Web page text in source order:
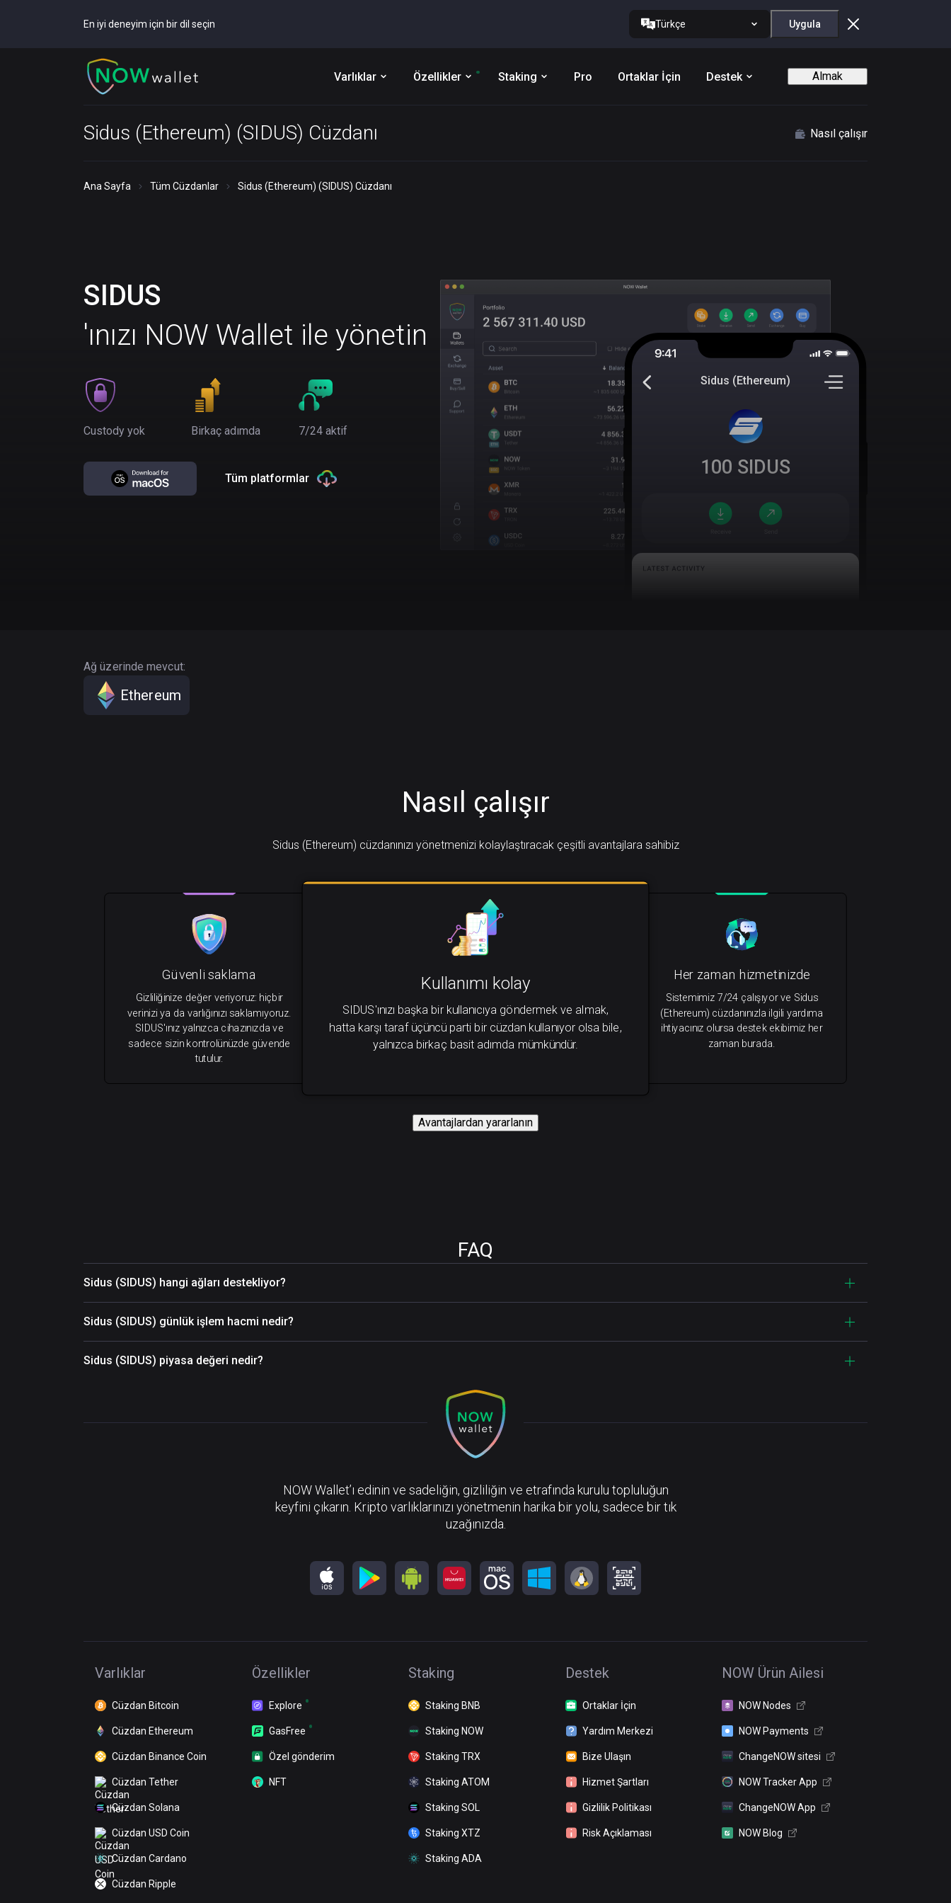
En iyi deneyim için bir dil seçin Türkçe Uygula
Varlıklar Özellikler Staking Pro Ortaklar İçin Destek Almak
Sidus (Ethereum) (SIDUS) Cüzdanı Nasıl çalışır
Ana Sayfa Tüm Cüzdanlar Sidus (Ethereum) (SIDUS) Cüzdanı
SIDUS
'ınızı NOW Wallet ile yönetin
Custody yok Birkaç adımda 7/24 aktif
Tüm platformlar
Sidus (Ethereum)
100 SIDUS
Ağ üzerinde mevcut:
Ethereum
Nasıl çalışır
Sidus (Ethereum) cüzdanınızı yönetmenizi kolaylaştıracak çeşitli avantajlara sahibiz
Kullanımı kolay
SIDUS'ınızı başka bir kullanıcıya göndermek ve almak,
hatta karşı taraf üçüncü parti bir cüzdan kullanıyor olsa bile,
yalnızca birkaç basit adımda mümkündür.
Her zaman hizmetinizde
Sistemimiz 7/24 çalışıyor ve Sidus
(Ethereum) cüzdanınızla ilgili yardıma
ihtiyacınız olursa destek ekibimiz her
zaman burada.
Güvenli saklama
Gizliliğinize değer veriyoruz: hiçbir
verinizi ya da varlığınızı saklamıyoruz.
SIDUS'ınız yalnızca cihazınızda ve
sadece sizin kontrolünüzde güvende
tutulur.
Avantajlardan yararlanın
FAQ
Sidus (SIDUS) hangi ağları destekliyor?
Sidus (SIDUS) günlük işlem hacmi nedir?
Sidus (SIDUS) piyasa değeri nedir?
NOW Wallet’ı edinin ve sadeliğin, gizliliğin ve etrafında kurulu topluluğun
keyfini çıkarın. Kripto varlıklarınızı yönetmenin harika bir yolu, sadece bir tık
uzağınızda.
Varlıklar
Cüzdan Bitcoin
Cüzdan Ethereum
Cüzdan Binance Coin
Cüzdan Tether
Cüzdan Solana
Cüzdan USD Coin
Cüzdan Cardano
Cüzdan Ripple
Özellikler
Explore
GasFree
Özel gönderim
NFT
Staking
Staking BNB
Staking NOW
Staking TRX
Staking ATOM
Staking SOL
Staking XTZ
Staking ADA
Destek
Ortaklar İçin
Yardım Merkezi
Bize Ulaşın
Hizmet Şartları
Gizlilik Politikası
Risk Açıklaması
NOW Ürün Ailesi
NOW Nodes
NOW Payments
ChangeNOW sitesi
NOW Tracker App
ChangeNOW App
NOW Blog